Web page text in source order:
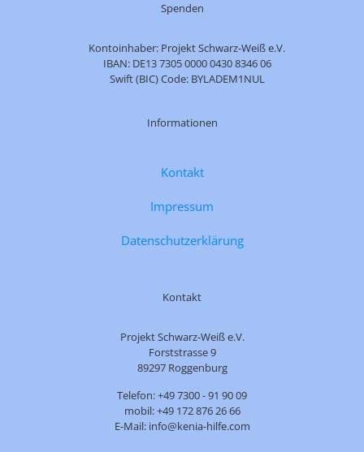
Spenden
Kontoinhaber: Projekt Schwarz-Weiß e.V.
IBAN: DE13 7305 0000 0430 8346 06
Swift (BIC) Code: BYLADEM1NUL
Informationen
Kontakt
Impressum
Datenschutzerklärung
Kontakt
Projekt Schwarz-Weiß e.V.
Forststrasse 9
89297 Roggenburg
Telefon: +49 7300 - 91 90 09
mobil: +49 172 876 26 66
E-Mail: info@kenia-hilfe.com